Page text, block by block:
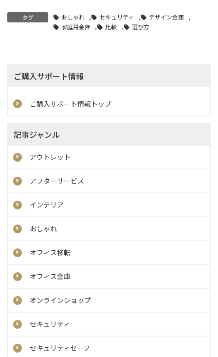
タグ おしゃれ , セキュリティ , デザイン金庫
,
家庭用金庫
, 比較 , 選び方
ご購入サポート情報
ご購入サポート情報トップ
記事ジャンル
アウトレット
アフターサービス
インテリア
おしゃれ
オフィス移転
オフィス金庫
オンラインショップ
セキュリティ
セキュリティセーフ